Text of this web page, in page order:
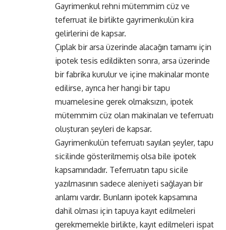
Gayrimenkul rehni mütemmim cüz ve
teferruat ile birlikte gayrimenkulün kira
gelirlerini de kapsar.
Çıplak bir arsa üzerinde alacağın tamamı için
ipotek tesis edildikten sonra, arsa üzerinde
bir fabrika kurulur ve içine makinalar monte
edilirse, ayrıca her hangi bir tapu
muamelesine gerek olmaksızın, ipotek
mütemmim cüz olan makinaları ve teferruatı
oluşturan şeyleri de kapsar.
Gayrimenkulün teferruatı sayılan şeyler, tapu
sicilinde gösterilmemiş olsa bile ipotek
kapsamındadır. Teferruatın tapu sicile
yazılmasının sadece aleniyeti sağlayan bir
anlamı vardır. Bunların ipotek kapsamına
dahil olması için tapuya kayıt edilmeleri
gerekmemekle birlikte, kayıt edilmeleri ispat